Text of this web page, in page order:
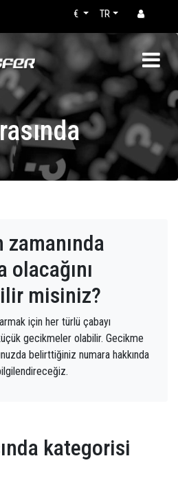
TR
€
olacağını
misiniz?
için her türlü çabayı
gecikmeler olabilir. Gecikme
belirttiğiniz numara hakkında
kategorisi